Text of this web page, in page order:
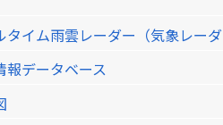
タイム雨雲レーダー（気象レー
報データベース